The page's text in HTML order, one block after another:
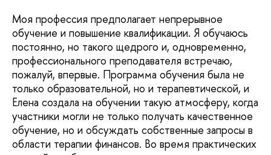
Моя профессия предполагает непрерывное
обучение и повышение квалификации. Я обучаюсь
постоянно, но такого щедрого и, одновременно,
профессионального преподавателя встречаю,
пожалуй, впервые. Программа обучения была не
только образовательной, но и терапевтической, и
Елена создала на обучении такую атмосферу, когда
участники могли не только получать качественное
обучение, но и обсуждать собственные запросы в
области терапии финансов. Во время практических